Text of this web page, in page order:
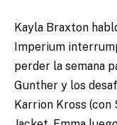
Kayla Braxton
Imperium
perder la semana
Gunther y los
Karrion Kross